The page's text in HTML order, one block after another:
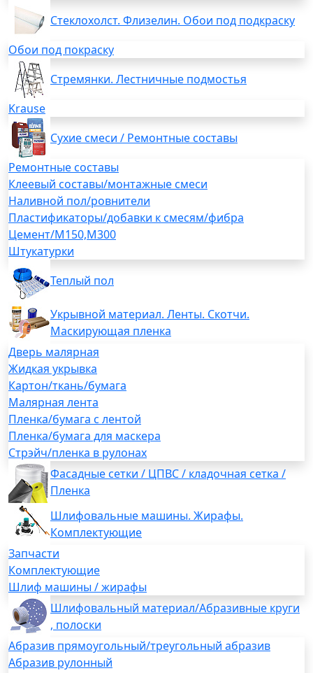
Стеклохолст. Флизелин. Обои под подкраску
Обои под покраску
Стремянки. Лестничные подмостья
Krause
Сухие смеси / Ремонтные составы
Ремонтные составы
Клеевый составы/монтажные смеси
Наливной пол/ровнители
Пластификаторы/добавки к смесям/фибра
Цемент/М150,М300
Штукатурки
Теплый пол
Укрывной материал. Ленты. Скотчи.
Маскирующая пленка
Дверь малярная
Жидкая укрывка
Картон/ткань/бумага
Малярная лента
Пленка/бумага с лентой
Пленка/бумага для маскера
Стрэйч/пленка в рулонах
Фасадные сетки / ЦПВС / кладочная сетка /
Пленка
Шлифовальные машины. Жирафы.
Комплектующие
Запчасти
Комплектующие
Шлиф машины / жирафы
Шлифовальный материал/Абразивные круги
, полоски
Абразив прямоугольный/треугольный абразив
Абразив рулонный